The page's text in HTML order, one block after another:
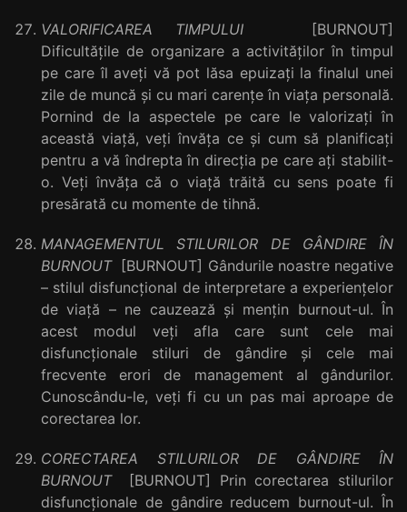
VALORIFICAREA TIMPULUI [BURNOUT]
Dificultățile de organizare a activităților în timpul
pe care îl aveți vă pot lăsa epuizați la finalul unei
zile de muncă și cu mari carențe în viața personală.
Pornind de la aspectele pe care le valorizați în
această viață, veți învăța ce și cum să planificați
pentru a vă îndrepta în direcția pe care ați stabilit-
o. Veți învăța că o viață trăită cu sens poate fi
presărată cu momente de tihnă.
MANAGEMENTUL STILURILOR DE GÂNDIRE ÎN
BURNOUT[BURNOUT] Gândurile noastre negative
– stilul disfuncțional de interpretare a experiențelor
de viață – ne cauzează și mențin burnout-ul. În
acest modul veți afla care sunt cele mai
disfuncționale stiluri de gândire și cele mai
frecvente erori de management al gândurilor.
Cunoscându-le, veți fi cu un pas mai aproape de
corectarea lor.
CORECTAREA STILURILOR DE GÂNDIRE ÎN
BURNOUT[BURNOUT] Prin corectarea stilurilor
disfuncționale de gândire reducem burnout-ul. În